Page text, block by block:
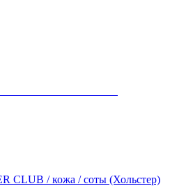
CLUB / кожа / соты (Хольстер)